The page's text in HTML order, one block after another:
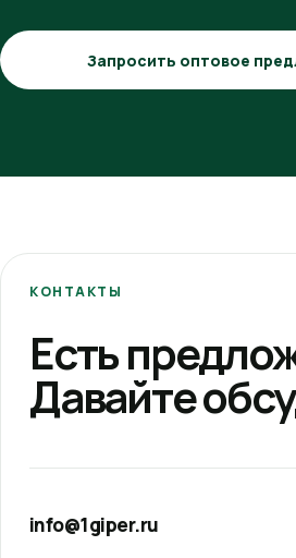
Запросить оптовое
КОНТАКТЫ
Есть
Давайте
info@1giper.ru